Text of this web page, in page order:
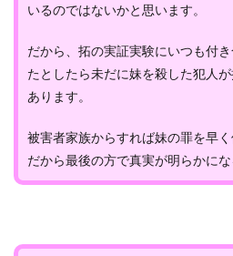
いるのではないかと思います。
だから、拓の実証実験にいつも付
たとしたら未だに妹を殺した犯人
あります。
被害者家族からすれば妹の罪を早く
だから最後の方で真実が明らかにな